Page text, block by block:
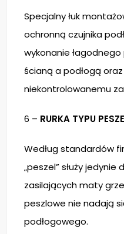
Specjalny łuk
ochronną czujnika
wykonanie
ścianą a podłogą
niekontrolowanemu
6 – RURKA TYPU
Według standardów
„peszel” służy
zasilających maty
peszlowe nie nadają
podłogowego.